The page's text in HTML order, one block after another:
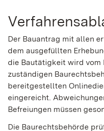
Der Bauantrag mit allen
dem ausgefüllten
die Bautätigkeit wird vom
zuständigen
bereitgestellten
eingereicht.
Befreiungen müssen
Die Baurechtsbehörde